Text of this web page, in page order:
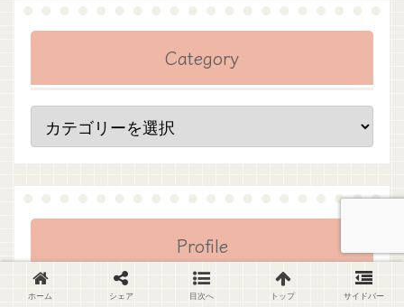
Category
Profile
ホーム シェア 目次へ トップ サイドバー